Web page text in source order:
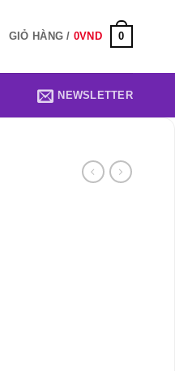
GIỎ HÀNG / 0VND 0
NEWSLETTER